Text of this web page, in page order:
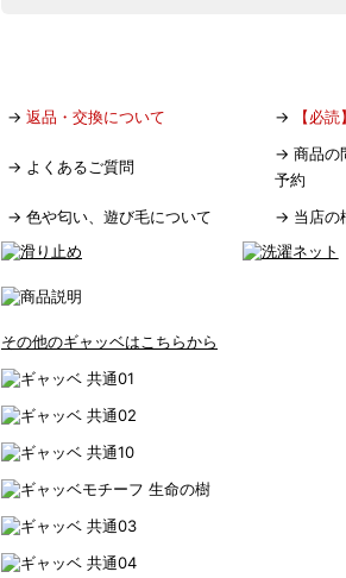
→ 返品・交換について → 【必
→ よくあるご質問
→ 商品の
予約
→ 色や匂い、遊び毛について → 当店の
その他のギャッベはこちらから